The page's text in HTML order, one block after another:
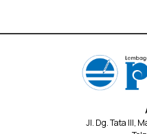
Jl. Dg. Tata III,